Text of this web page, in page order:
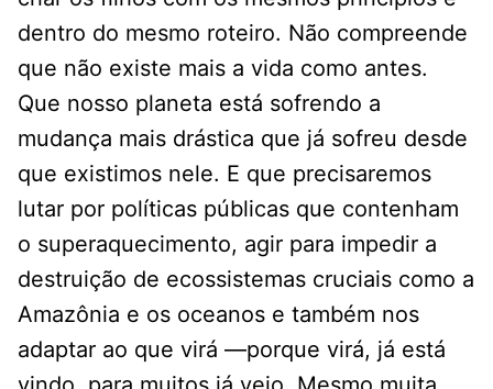
dentro do mesmo roteiro. Não compreende
que não existe mais a vida como antes.
Que nosso planeta está sofrendo a
mudança mais drástica que já sofreu desde
que existimos nele. E que precisaremos
lutar por políticas públicas que contenham
o superaquecimento, agir para impedir a
destruição de ecossistemas cruciais como a
Amazônia e os oceanos e também nos
adaptar ao que virá ―porque virá, já está